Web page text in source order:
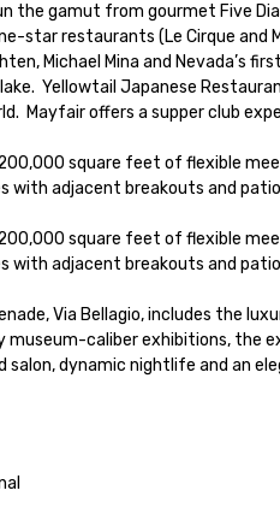
the gamut from gourmet Five
star restaurants (Le Cirque and
Michael Mina and Nevada’s
Yellowtail Japanese
Mayfair offers a supper club
square feet of flexible
with adjacent breakouts and
square feet of flexible
with adjacent breakouts and
Via Bellagio, includes the
caliber exhibitions, the
salon, dynamic nightlife and an